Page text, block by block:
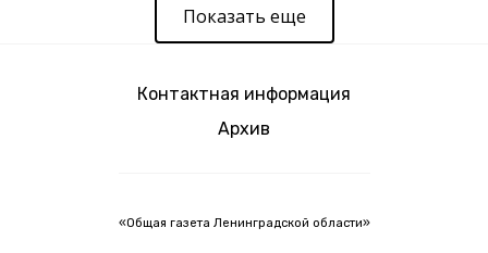
Показать еще
Контактная информация
Архив
«Общая газета Ленинградской области»